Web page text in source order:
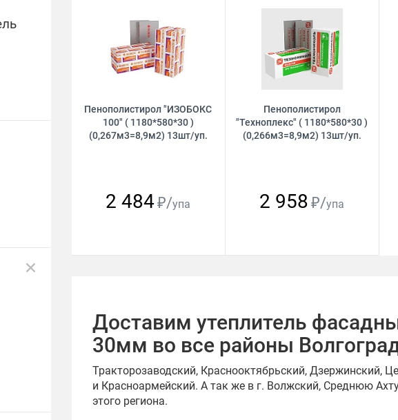
Пенополистирол "ИЗОБОКС
100" ( 1180*580*30 )
(0,267м3=8,9м2) 13шт/уп.
2 484₽/упа
Пенополистирол
"Техноплекс" ( 1180*580*30 )
(0,266м3=8,9м2) 13шт/уп.
2 958 ₽/упа
Доставим утеплитель
30мм во все районы
Тракторозаводский, Краснооктябрьский, Дзержинский,
и Красноармейский. А так же в г. Волжский, Среднюю
этого региона.